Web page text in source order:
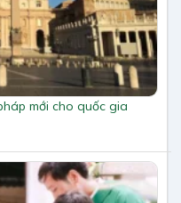
mới cho quốc gia